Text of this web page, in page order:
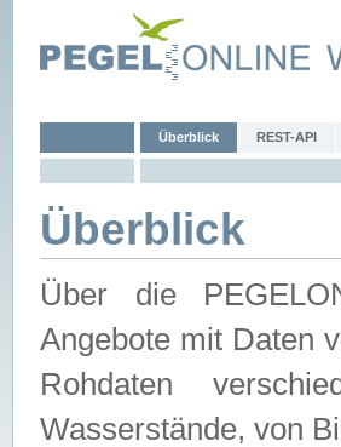
Überblick REST-API
Überblick
Über die
Angebote mit Daten
Rohdaten
Wasserstände, von